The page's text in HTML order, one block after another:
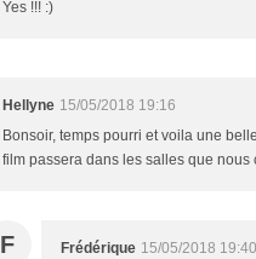
Yes !!! :)
Hellyne 15/05/2018 19:16
Bonsoir, temps pourri et voila une
film passera dans les salles que nous
F Frédérique 15/05/2018 19:40